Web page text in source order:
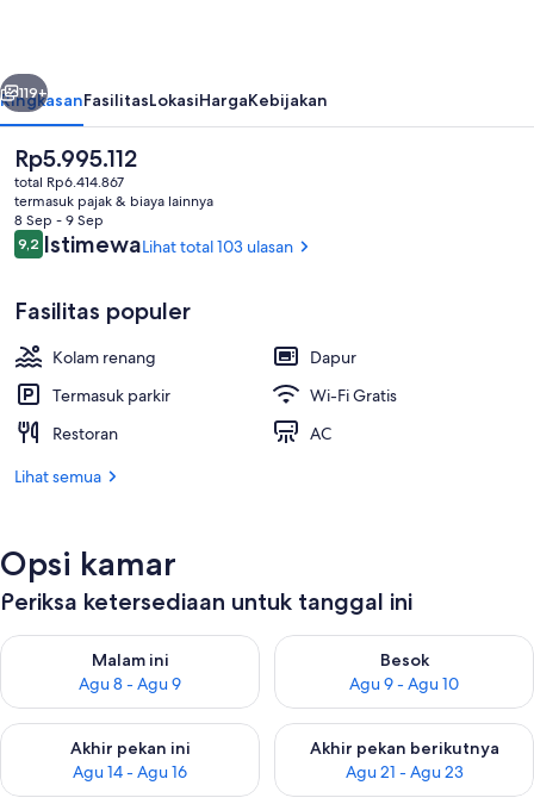
Perchel
Beach
Club
2 kolam renang outdoor, dengan
Berikutnya
119+
RingkasanFasilitasLokasiHargaKebijakan
Harga
saat
ini
Rp5.995.112
Rp5.995.112
total Rp6.414.867
termasuk pajak & biaya lainnya
8 Sep - 9 Sep
Ulasan
9,29,2 dari 10
IstimewaLihat total 103 ulasan
Fasilitas populer
Kolam renang
Dapur
Termasuk parkir
Wi-Fi Gratis
Restoran
AC
Lihat semua
Opsi kamar
Periksa ketersediaan untuk tanggal ini
Malam ini
Agu 8 - Agu 9
Periksa ketersediaan untuk malam ini Agu 8 - Agu 9
Besok
Agu 9 - Agu 10
Periksa ketersediaan untuk
Akhir pekan ini
Agu 14 - Agu 16
Periksa ketersediaan untuk akhir pekan ini Agu 14 - Agu 16
Akhir pekan berikutnya
Agu 21 - Agu 23
Periksa ketersediaan untuk